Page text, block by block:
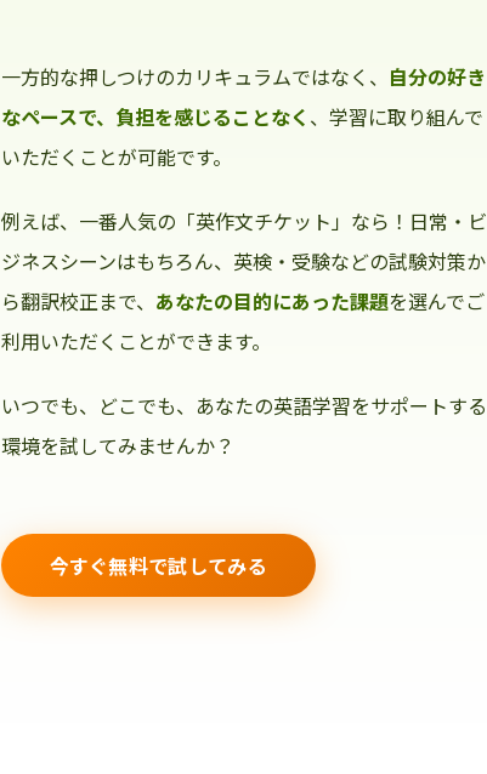
一方的な押しつけのカリキュラムではなく、 自分の好き
なペースで、負担を感じることなく 、学習に取り組んで
いただくことが可能です。
例えば、一番人気の「英作文チケット」なら！日常・ビ
ジネスシーンはもちろん、英検・受験などの試験対策か
ら翻訳校正まで、 あなたの目的にあった課題を選んでご
利用いただくことができます。
いつでも、どこでも、あなたの英語学習をサポートする
環境を試してみませんか？
今すぐ無料で試してみる